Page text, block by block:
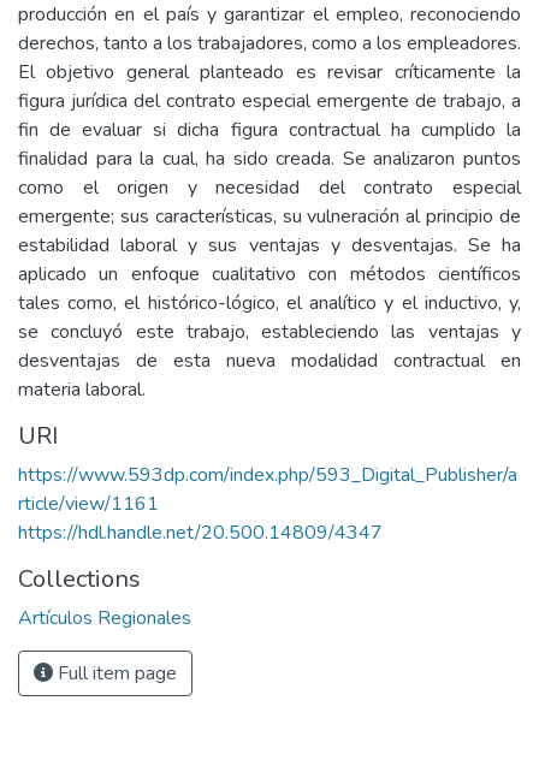
producción en el país y garantizar el empleo, reconociendo
derechos, tanto a los trabajadores, como a los empleadores.
El objetivo general planteado es revisar críticamente la
figura jurídica del contrato especial emergente de trabajo, a
fin de evaluar si dicha figura contractual ha cumplido la
finalidad para la cual, ha sido creada. Se analizaron puntos
como el origen y necesidad del contrato especial
emergente; sus características, su vulneración al principio de
estabilidad laboral y sus ventajas y desventajas. Se ha
aplicado un enfoque cualitativo con métodos científicos
tales como, el histórico-lógico, el analítico y el inductivo, y,
se concluyó este trabajo, estableciendo las ventajas y
desventajas de esta nueva modalidad contractual en
materia laboral.
URI
https://www.593dp.com/index.php/593_Digital_Publisher/a
rticle/view/1161
https://hdl.handle.net/20.500.14809/4347
Collections
Artículos Regionales
Full item page